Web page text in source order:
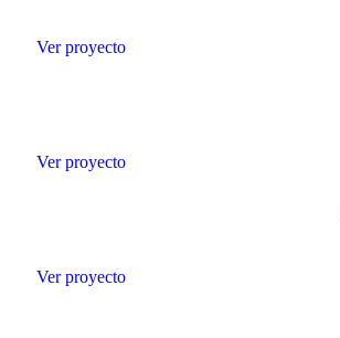
Ver proyecto
Ver proyecto
Ver proyecto